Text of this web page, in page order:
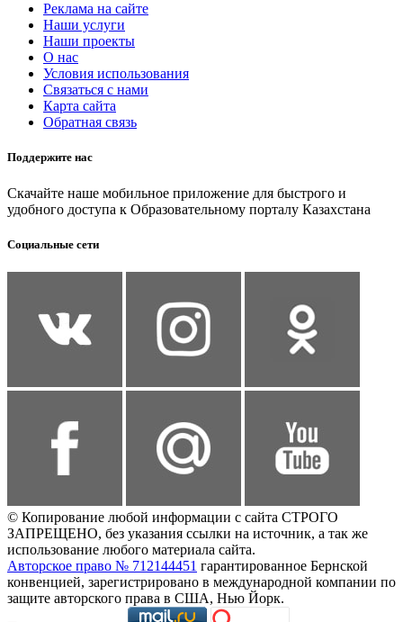
Реклама на сайте
Наши услуги
Наши проекты
О нас
Условия использования
Связаться с нами
Карта сайта
Обратная связь
Поддержите нас
Скачайте наше мобильное приложение для быстрого и
удобного доступа к Образовательному порталу Казахстана
Социальные сети
© Копирование любой информации с сайта СТРОГО
ЗАПРЕЩЕНО, без указания ссылки на источник, а так же
использование любого материала сайта.
Авторское право № 712144451 гарантированное Бернской
конвенцией, зарегистрировано в международной компании по
защите авторского права в США, Нью Йорк.